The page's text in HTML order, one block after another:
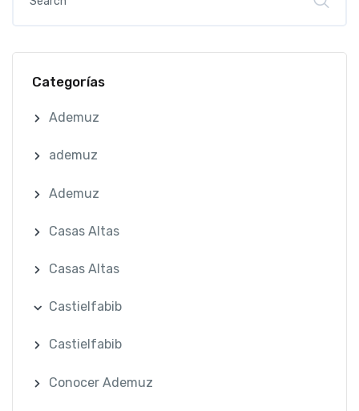
Categorías
Ademuz
ademuz
Ademuz
Casas Altas
Casas Altas
Castielfabib
Castielfabib
Conocer Ademuz